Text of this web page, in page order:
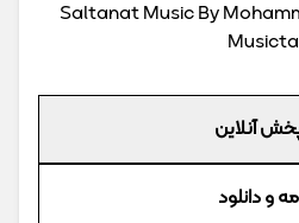
Saltanat Music By
آنلاین
و دانلود